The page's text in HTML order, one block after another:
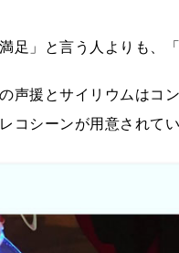
足」と言う人よりも、
声援とサイリウムはコ
コシーンが用意されて